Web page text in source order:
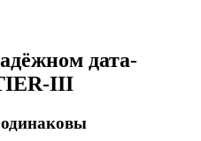
дата-
III